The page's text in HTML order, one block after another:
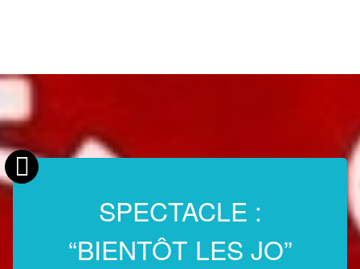
SPECTACLE :
“BIENTÔT LES JO”